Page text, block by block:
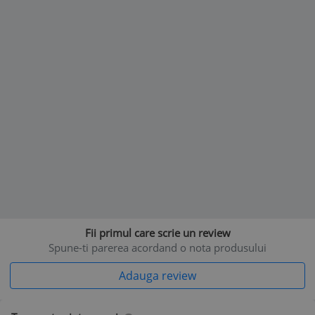
Fii primul care scrie un review
Spune-ti parerea acordand o nota produsului
Adauga review